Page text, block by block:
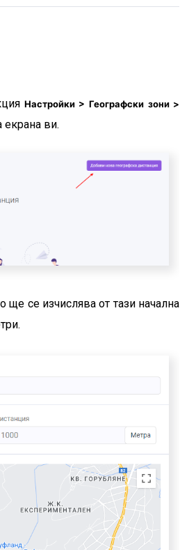
Настройки > Географски зони >
екрана ви.
ще се изчислява от тази начална